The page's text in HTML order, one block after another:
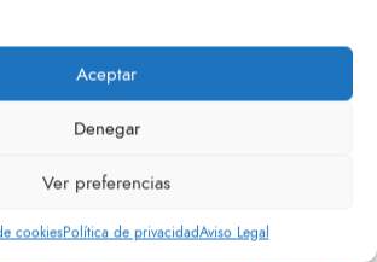
Aceptar
Denegar
Ver preferencias
cookiesPolítica de privacidadAviso Legal
julio apareció un reportaje sobre
en el Heraldo de Aragón. Puedes leer